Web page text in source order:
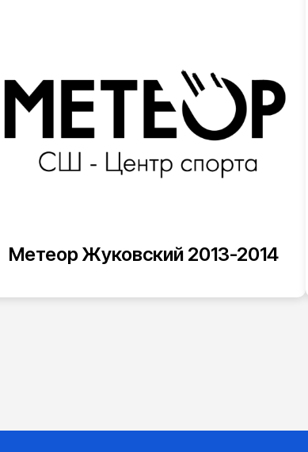
Метеор Жуковский 2013-2014